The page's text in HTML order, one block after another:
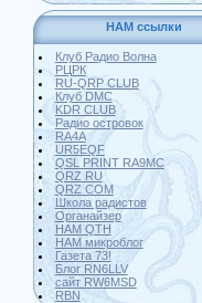
HAM ссылки
Клуб Радио Волна
РЦРК
RU-QRP CLUB
Клуб DMC
KDR CLUB
Радио островок
RA4A
UR5EQF
QSL PRINT RA9MC
QRZ RU
QRZ COM
Школа радистов
Органайзер
HAM QTH
HAM микроблог
Газета 73!
Блог RN6LLV
сайт RW6MSD
RBN